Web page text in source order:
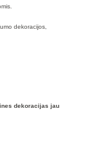
dekoracijos,
dekoracijas jau